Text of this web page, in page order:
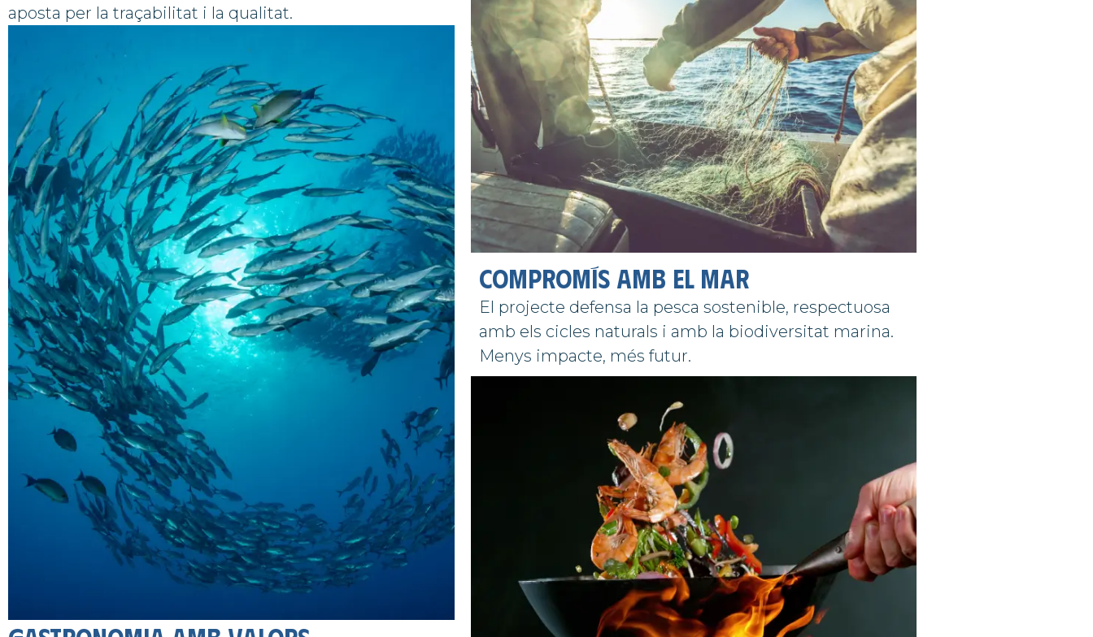
aposta per la traçabilitat i la qualitat.
Compromís amb el mar
El projecte defensa la pesca sostenible, respectuosa
amb els cicles naturals i amb la biodiversitat marina.
Menys impacte, més futur.